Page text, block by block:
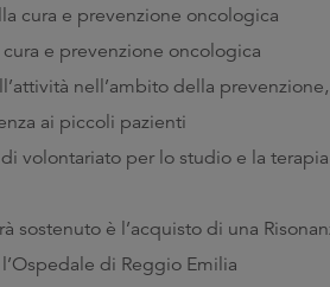
cura e prevenzione oncologica
e prevenzione oncologica
nell’ambito della
ai piccoli pazienti
volontariato per lo studio e la
sostenuto è l’acquisto di una
di Reggio Emilia